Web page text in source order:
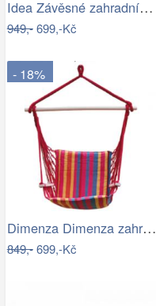
Idea Závěsné zahradní křeslo červené…
949,-699,-Kč
- 18%
Dimenza Dimenza zahradní látková…
849,-699,-Kč